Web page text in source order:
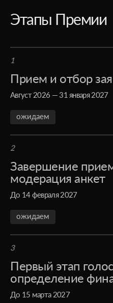
Этапы Премии
1
Прием и отбор
Август 2026 — 31 января 2027
ожидаем
2
Завершение
модерация анкет
До 14 февраля 2027
ожидаем
3
Первый этап
определение
До 15 марта 2027